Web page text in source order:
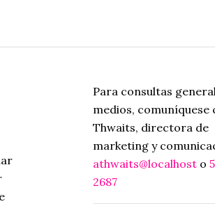
Para consultas
medios, comuníquese
Thwaits, directora de
marketing y
athwaits@localhosto
2687